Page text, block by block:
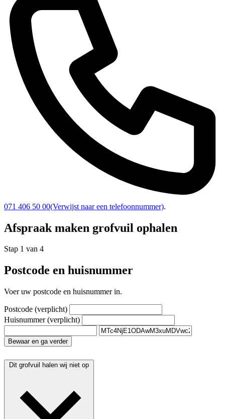
071 406 50 00(Verwijst naar een telefoonnummer).
Afspraak maken grofvuil ophalen
Stap 1 van 4
Postcode en huisnummer
Voer uw postcode en huisnummer in.
Postcode (verplicht)
Huisnummer(verplicht)
Bewaar en ga verder
Dit grofvuil halen wij niet op